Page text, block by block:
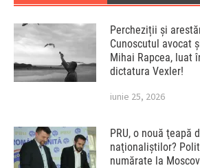
Percheziții și
Cunoscutul avocat
Mihai Rapcea, luat
dictatura Vexler!
iunie 25, 2026
PRU, o nouă ţeapă
naţionaliştilor?
numărate la